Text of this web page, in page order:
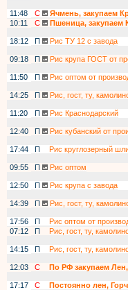
11:48
С Ячмень, закупаем
10:11
С Пшеница, закупаем
18:12
П Рис ТУ 12 с завода
09:18
П Рис крупа ГОСТ от
11:50
П Рис оптом от
14:25
П Рис, гост, ту,
11:20
П Рис Краснодарский
12:40
П Рис кубанский от
17:44
П Рис круглозерный
09:55
П Рис оптом
12:50
П Рис крупа с завода
14:39
П Рис, гост, ту,
17:56
П Рис оптом от
07:12
П Рис, гост, ту,
14:15
П Рис, гост, ту,
12:03
С
По РФ закупаем
17:17
С
Постоянно лен,